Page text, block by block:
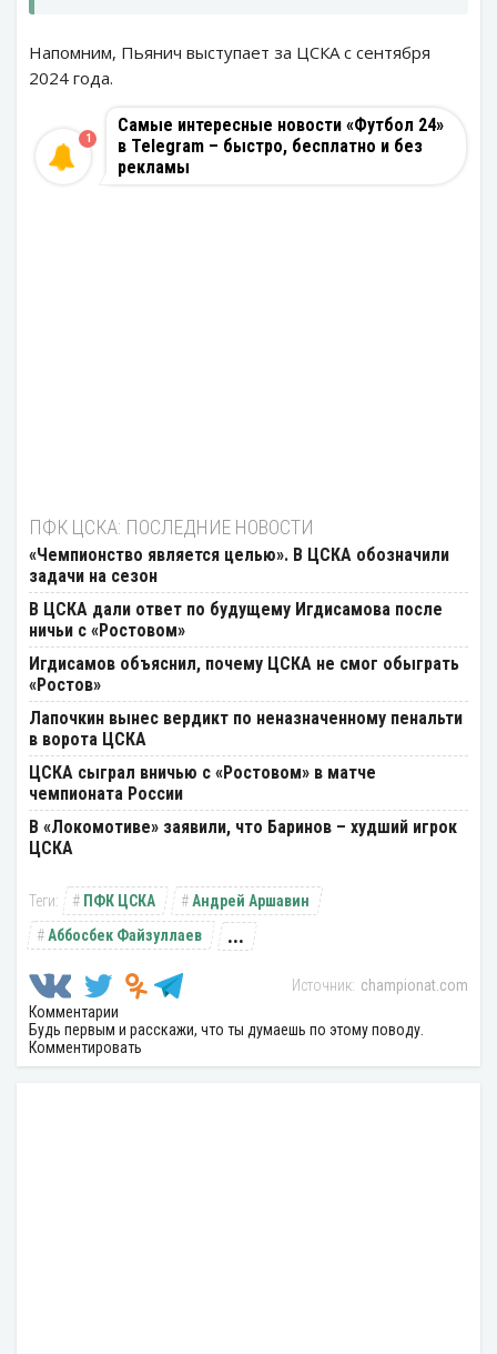
Напомним, Пьянич выступает за ЦСКА с сентября
2024 года.
Самые интересные новости «Футбол 24»
в Telegram – быстро, бесплатно и без
рекламы
1
ПФК ЦСКА: ПОСЛЕДНИЕ НОВОСТИ
«Чемпионство является целью». В ЦСКА обозначили
задачи на сезон
В ЦСКА дали ответ по будущему Игдисамова после
ничьи с «Ростовом»
Игдисамов объяснил, почему ЦСКА не смог обыграть
«Ростов»
Лапочкин вынес вердикт по неназначенному пенальти
в ворота ЦСКА
ЦСКА сыграл вничью с «Ростовом» в матче
чемпионата России
В «Локомотиве» заявили, что Баринов – худший игрок
ЦСКА
ПФК ЦСКА
Андрей Аршавин
Аббосбек Файзуллаев
...
championat.com
Комментарии
Будь первым и расскажи, что ты думаешь по этому поводу.
Комментировать